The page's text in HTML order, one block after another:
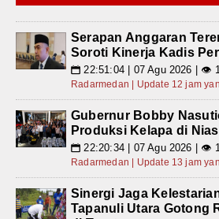
Serapan Anggaran
Soroti Kinerja Kadis
📅 22:51:04 | 07 Agu 2026 | 👁
Radarmedan | Update 12 jam
Gubernur Bobby
Produksi Kelapa di
📅 22:20:34 | 07 Agu 2026 | 👁
Radarmedan | Update 13 jam
Sinergi Jaga
Tapanuli Utara Gotong